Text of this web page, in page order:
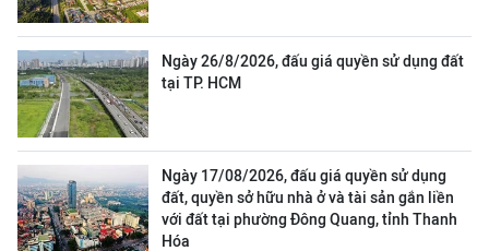
Ngày 26/8/2026, đấu giá quyền sử dụng đất
tại TP. HCM
Ngày 17/08/2026, đấu giá quyền sử dụng
đất, quyền sở hữu nhà ở và tài sản gắn liền
với đất tại phường Đông Quang, tỉnh Thanh
Hóa